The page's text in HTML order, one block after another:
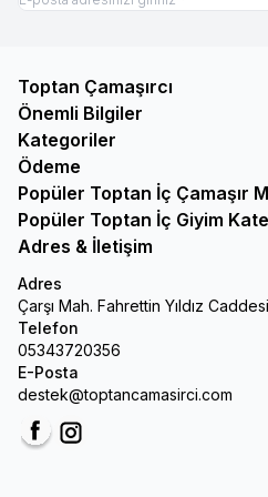
Toptan Çamaşırcı
Önemli Bilgiler
Kategoriler
Ödeme
Popüler Toptan İç Çamaşır
Popüler Toptan İç Giyim
Adres & İletişim
Adres
Çarşı Mah. Fahrettin Yıldız
Telefon
05343720356
E-Posta
destek@toptancamasirci.com
FacebookInstagram